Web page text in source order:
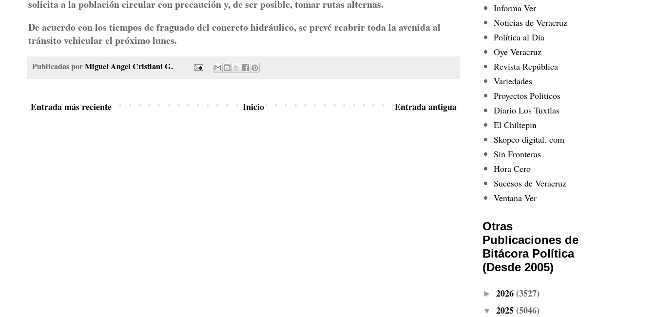
solicita a la población circular con precaución y, de ser posible, tomar rutas alternas.
De acuerdo con los tiempos de fraguado del concreto hidráulico, se prevé reabrir toda la avenida al
tránsito vehicular el próximo lunes.
Publicadas porMiguel Angel Cristiani G.
Entrada más reciente Entrada antigua
Inicio
Informa Ver
Noticias de Veracruz
Política al Día
Oye Veracruz
Revista República
Variedades
Proyectos Politicos
Diario Los Tuxtlas
El Chiltepin
Skopeo digital. com
Sin Fronteras
Hora Cero
Sucesos de Veracruz
Ventana Ver
Otras
Publicaciones de
Bitácora Política
(Desde 2005)
► 2026 (3527)
▼ 2025 (5046)